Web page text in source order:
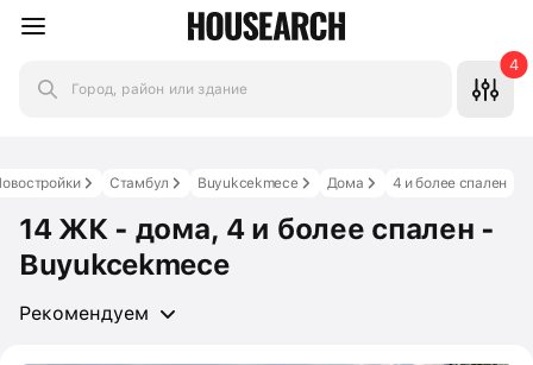
Город, район или здание
4
4 и более спален
Дома
Buyukcekmece
Стамбул
14 ЖК - дома, 4 и более спален -
Buyukcekmece
Рекомендуем